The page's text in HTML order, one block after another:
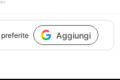
Aggiungi